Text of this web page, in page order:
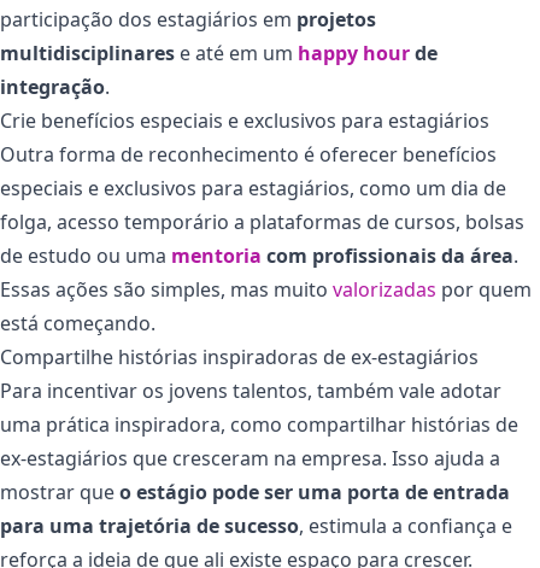
participação dos estagiários em projetos
multidisciplinares e até em um happy hourde
integração.
Crie benefícios especiais e exclusivos para estagiários
Outra forma de reconhecimento é oferecer benefícios
especiais e exclusivos para estagiários, como um dia de
folga, acesso temporário a plataformas de cursos, bolsas
de estudo ou uma mentoria com profissionais da área.
Essas ações são simples, mas muito valorizadas por quem
está começando.
Compartilhe histórias inspiradoras de ex-estagiários
Para incentivar os jovens talentos, também vale adotar
uma prática inspiradora, como compartilhar histórias de
ex-estagiários que cresceram na empresa. Isso ajuda a
mostrar queo estágio pode ser uma porta de entrada
para uma trajetória de sucesso, estimula a confiança e
reforça a ideia de que ali existe espaço para crescer.